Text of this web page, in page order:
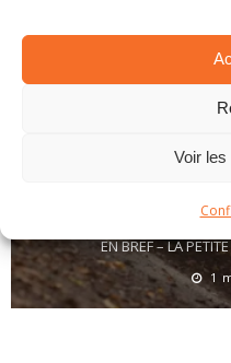
Voir les
EN BREF – LA
1